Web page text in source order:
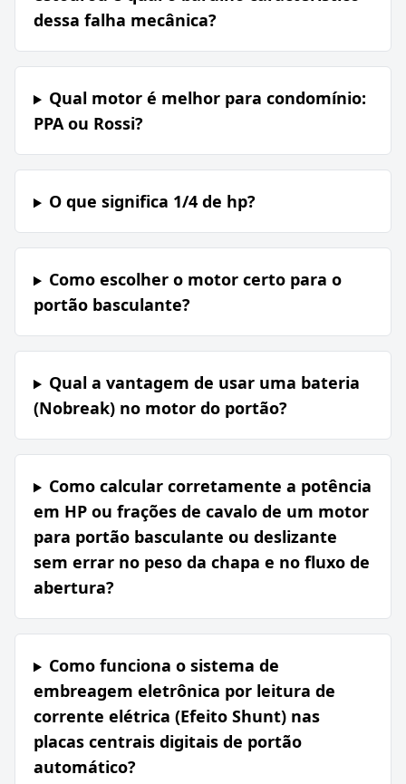
dessa falha mecânica?
Qual motor é melhor para condomínio:
PPA ou Rossi?
O que significa 1/4 de hp?
Como escolher o motor certo para o
portão basculante?
Qual a vantagem de usar uma bateria
(Nobreak) no motor do portão?
Como calcular corretamente a potência
em HP ou frações de cavalo de um motor
para portão basculante ou deslizante
sem errar no peso da chapa e no fluxo de
abertura?
Como funciona o sistema de
embreagem eletrônica por leitura de
corrente elétrica (Efeito Shunt) nas
placas centrais digitais de portão
automático?